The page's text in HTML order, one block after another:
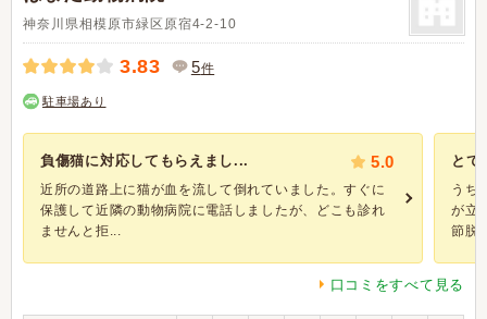
神奈川県相模原市緑区原宿4-2-10
3.83 5件
駐車場あり
負傷猫に対応してもらえまし... 5.0
近所の道路上に猫が血を流して倒れていました。すぐに
保護して近隣の動物病院に電話しましたが、どこも診れ
ませんと拒...
とて
うち
が立
節脱
口コミをすべて見る